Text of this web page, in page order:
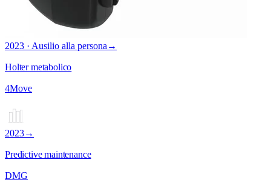
2023 · Ausilio alla persona →
Holter metabolico
4Move
2023→
Predictive maintenance
DMG